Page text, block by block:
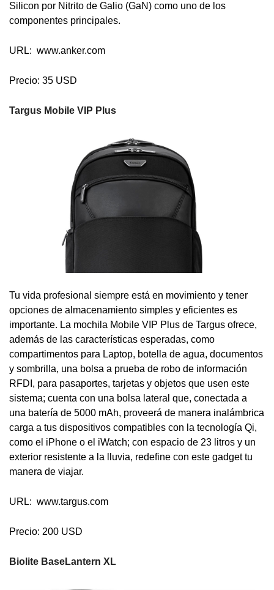
Silicon por Nitrito de Galio (GaN) como uno de los
componentes principales.
URL: www.anker.com
Precio: 35 USD
Targus Mobile VIP Plus
Tu vida profesional siempre está en movimiento y tener
opciones de almacenamiento simples y eficientes es
importante. La mochila Mobile VIP Plus de Targus ofrece,
además de las características esperadas, como
compartimentos para Laptop, botella de agua, documentos
y sombrilla, una bolsa a prueba de robo de información
RFDI, para pasaportes, tarjetas y objetos que usen este
sistema; cuenta con una bolsa lateral que, conectada a
una batería de 5000 mAh, proveerá de manera inalámbrica
carga a tus dispositivos compatibles con la tecnología Qi,
como el iPhone o el iWatch; con espacio de 23 litros y un
exterior resistente a la lluvia, redefine con este gadget tu
manera de viajar.
URL: www.targus.com
Precio: 200 USD
Biolite BaseLantern XL